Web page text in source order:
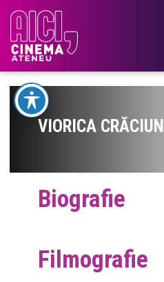
VIORICA CRĂCIUN
Biografie
Filmografie